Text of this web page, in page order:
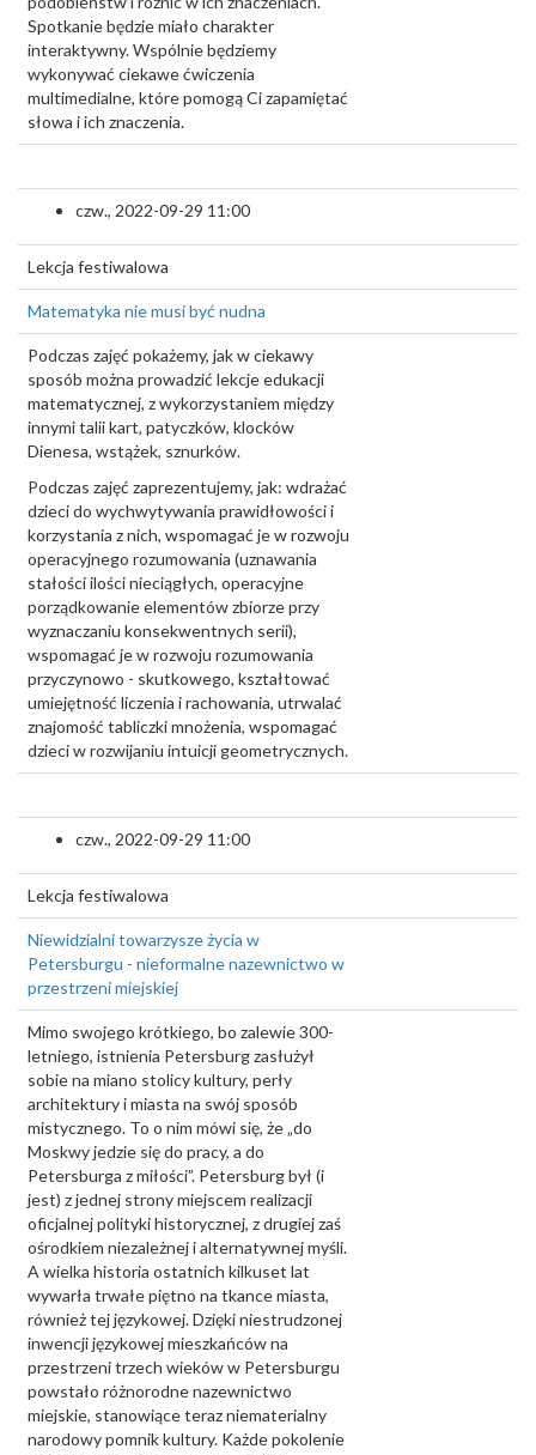
Spotkanie będzie miało charakter
interaktywny. Wspólnie będziemy
wykonywać ciekawe ćwiczenia
multimedialne, które pomogą Ci zapamiętać
słowa i ich znaczenia.
czw., 2022-09-29 11:00
Lekcja festiwalowa
Matematyka nie musi być nudna
Podczas zajęć pokażemy, jak w ciekawy
sposób można prowadzić lekcje edukacji
matematycznej, z wykorzystaniem między
innymi talii kart, patyczków, klocków
Dienesa, wstążek, sznurków.
Podczas zajęć zaprezentujemy, jak: wdrażać
dzieci do wychwytywania prawidłowości i
korzystania z nich, wspomagać je w rozwoju
operacyjnego rozumowania (uznawania
stałości ilości nieciągłych, operacyjne
porządkowanie elementów zbiorze przy
wyznaczaniu konsekwentnych serii),
wspomagać je w rozwoju rozumowania
przyczynowo - skutkowego, kształtować
umiejętność liczenia i rachowania, utrwalać
znajomość tabliczki mnożenia, wspomagać
dzieci w rozwijaniu intuicji geometrycznych.
czw., 2022-09-29 11:00
Lekcja festiwalowa
Niewidzialni towarzysze życia w
Petersburgu - nieformalne nazewnictwo w
przestrzeni miejskiej
Mimo swojego krótkiego, bo zalewie 300-
letniego, istnienia Petersburg zasłużył
sobie na miano stolicy kultury, perły
architektury i miasta na swój sposób
mistycznego. To o nim mówi się, że „do
Moskwy jedzie się do pracy, a do
Petersburga z miłości”. Petersburg był (i
jest) z jednej strony miejscem realizacji
oficjalnej polityki historycznej, z drugiej zaś
ośrodkiem niezależnej i alternatywnej myśli.
A wielka historia ostatnich kilkuset lat
wywarła trwałe piętno na tkance miasta,
również tej językowej. Dzięki niestrudzonej
inwencji językowej mieszkańców na
przestrzeni trzech wieków w Petersburgu
powstało różnorodne nazewnictwo
miejskie, stanowiące teraz niematerialny
narodowy pomnik kultury. Każde pokolenie